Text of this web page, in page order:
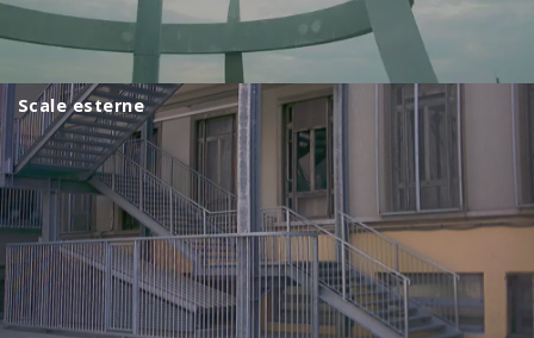
Scale esterne